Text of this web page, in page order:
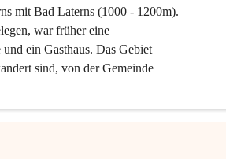
mit Bad Laterns (1000 - 1200m).
war früher eine
ein Gasthaus. Das Gebiet
sind, von der Gemeinde